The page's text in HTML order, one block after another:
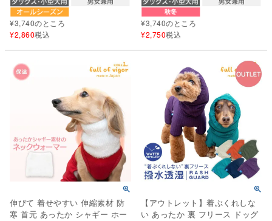
¥3,740のところ
¥2,860税込
¥3,740のところ
¥2,750税込
伸びて 着せやすい 伸縮素材 防
寒 首元 あったか シャギー ホー
【アウトレット】着ぶくれしな
い あったか 裏 フリース ドッグ